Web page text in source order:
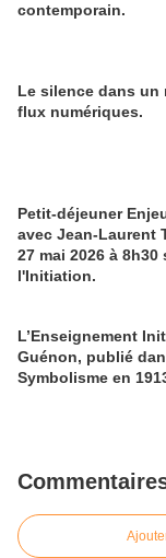
contemporain.
Le silence dans un
flux numériques.
Petit-déjeuner
avec Jean-Laurent
27 mai 2026 à
l'Initiation.
L’Enseignement
Guénon, publié
Symbolisme en